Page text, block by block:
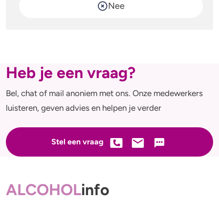
Nee
Heb je een vraag?
Bel, chat of mail anoniem met ons. Onze medewerkers
luisteren, geven advies en helpen je verder
Stel een vraag
ALCOHOLinfo